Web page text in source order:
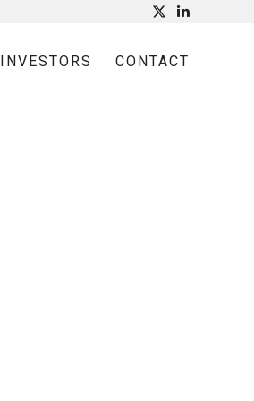
INVESTORS CONTACT